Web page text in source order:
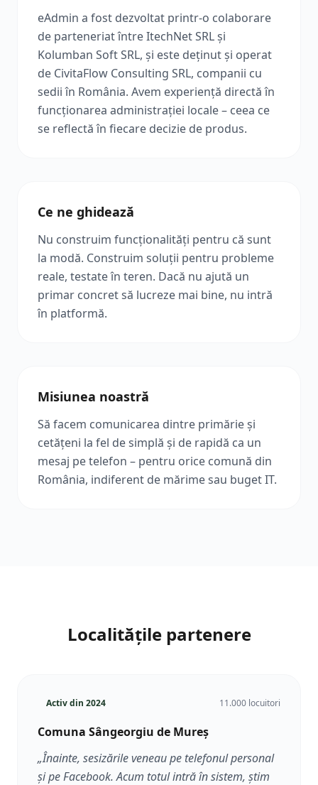
eAdmin a fost dezvoltat printr-o colaborare
de parteneriat între ItechNet SRL și
Kolumban Soft SRL, și este deținut și operat
de CivitaFlow Consulting SRL, companii cu
sedii în România. Avem experiență directă în
funcționarea administrației locale – ceea ce
se reflectă în fiecare decizie de produs.
Ce ne ghidează
Nu construim funcționalități pentru că sunt
la modă. Construim soluții pentru probleme
reale, testate în teren. Dacă nu ajută un
primar concret să lucreze mai bine, nu intră
în platformă.
Misiunea noastră
Să facem comunicarea dintre primărie și
cetățeni la fel de simplă și de rapidă ca un
mesaj pe telefon – pentru orice comună din
România, indiferent de mărime sau buget IT.
Localitățile partenere
Activ din 2024 11.000 locuitori
Comuna Sângeorgiu de Mureș
„Înainte, sesizările veneau pe telefonul personal
și pe Facebook. Acum totul intră în sistem, știm